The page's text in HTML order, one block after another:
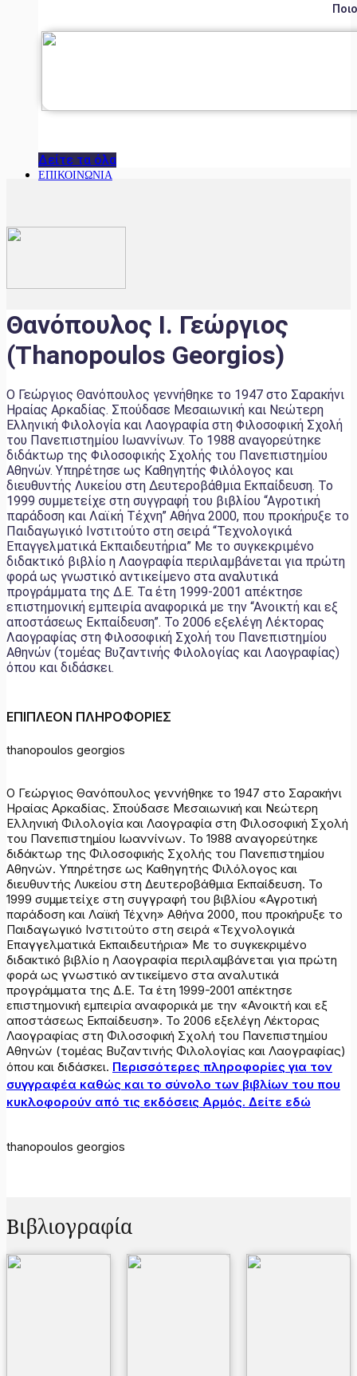
Δείτε τα όλα
ΕΠΙΚΟΙΝΩΝΙΑ
Θανόπουλος Ι. Γεώργιος
(Thanopoulos Georgios)
Ο Γεώργιος Θανόπουλος γεννήθηκε το 1947 στο Σαρακήνι
Ηραίας Αρκαδίας. Σπούδασε Μεσαιωνική και Νεώτερη
Ελληνική Φιλολογία και Λαογραφία στη Φιλοσοφική Σχολή
του Πανεπιστημίου Ιωαννίνων. Το 1988 αναγορεύτηκε
διδάκτωρ της Φιλοσοφικής Σχολής του Πανεπιστημίου
Αθηνών. Υπηρέτησε ως Καθηγητής Φιλόλογος και
διευθυντής Λυκείου στη Δευτεροβάθμια Εκπαίδευση. Το
1999 συμμετείχε στη συγγραφή του βιβλίου “Αγροτική
παράδοση και Λαϊκή Τέχνη” Αθήνα 2000, που προκήρυξε το
Παιδαγωγικό Ινστιτούτο στη σειρά “Τεχνολογικά
Επαγγελματικά Εκπαιδευτήρια” Με το συγκεκριμένο
διδακτικό βιβλίο η Λαογραφία περιλαμβάνεται για πρώτη
φορά ως γνωστικό αντικείμενο στα αναλυτικά
προγράμματα της Δ.Ε. Τα έτη 1999-2001 απέκτησε
επιστημονική εμπειρία αναφορικά με την “Ανοικτή και εξ
αποστάσεως Εκπαίδευση”. Το 2006 εξελέγη Λέκτορας
Λαογραφίας στη Φιλοσοφική Σχολή του Πανεπιστημίου
Αθηνών (τομέας Βυζαντινής Φιλολογίας και Λαογραφίας)
όπου και διδάσκει.
ΕΠΙΠΛΕΟΝ ΠΛΗΡΟΦΟΡΙΕΣ
thanopoulos georgios
Ο Γεώργιος Θανόπουλος γεννήθηκε το 1947 στο Σαρακήνι
Ηραίας Αρκαδίας. Σπούδασε Μεσαιωνική και Νεώτερη
Ελληνική Φιλολογία και Λαογραφία στη Φιλοσοφική Σχολή
του Πανεπιστημίου Ιωαννίνων. Το 1988 αναγορεύτηκε
διδάκτωρ της Φιλοσοφικής Σχολής του Πανεπιστημίου
Αθηνών. Υπηρέτησε ως Καθηγητής Φιλόλογος και
διευθυντής Λυκείου στη Δευτεροβάθμια Εκπαίδευση. Το
1999 συμμετείχε στη συγγραφή του βιβλίου «Αγροτική
παράδοση και Λαϊκή Τέχνη» Αθήνα 2000, που προκήρυξε το
Παιδαγωγικό Ινστιτούτο στη σειρά «Τεχνολογικά
Επαγγελματικά Εκπαιδευτήρια» Με το συγκεκριμένο
διδακτικό βιβλίο η Λαογραφία περιλαμβάνεται για πρώτη
φορά ως γνωστικό αντικείμενο στα αναλυτικά
προγράμματα της Δ.Ε. Τα έτη 1999-2001 απέκτησε
επιστημονική εμπειρία αναφορικά με την «Ανοικτή και εξ
αποστάσεως Εκπαίδευση». Το 2006 εξελέγη Λέκτορας
Λαογραφίας στη Φιλοσοφική Σχολή του Πανεπιστημίου
Αθηνών (τομέας Βυζαντινής Φιλολογίας και Λαογραφίας)
όπου και διδάσκει. Περισσότερες πληροφορίες για τον
συγγραφέα καθώς και το σύνολο των βιβλίων του που
κυκλοφορούν από τις εκδόσεις Αρμός. Δείτε εδώ
thanopoulos georgios
Βιβλιογραφία